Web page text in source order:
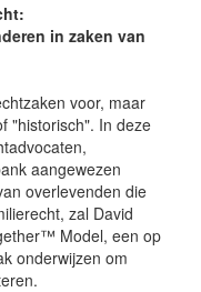
in zaken van
voor, maar
"historisch". In deze
aangewezen
overlevenden die
zal David
Model, een op
onderwijzen om